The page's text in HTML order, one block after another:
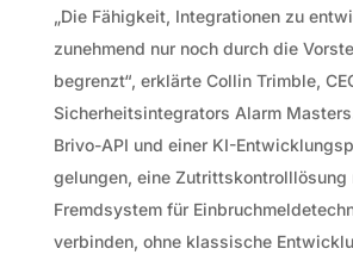
„Die Fähigkeit, Integrationen zu
zunehmend nur noch durch die
begrenzt“, erklärte Collin Trimble,
Sicherheitsintegrators Alarm
Brivo-API und einer KI-
gelungen, eine Zutrittskontrolllösung
Fremdsystem für
verbinden, ohne klassische